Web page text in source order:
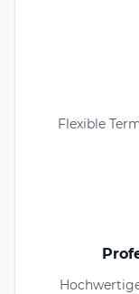
Flexible